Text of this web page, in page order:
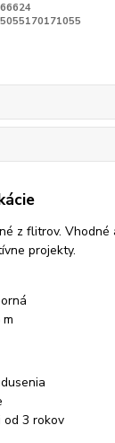
66624
5055170171055
z flitrov. Vhodné
projekty.
od 3 rokov